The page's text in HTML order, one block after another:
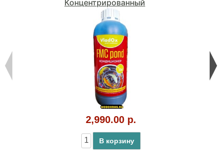
Концентрированный
2,990.00 р.
В корзину